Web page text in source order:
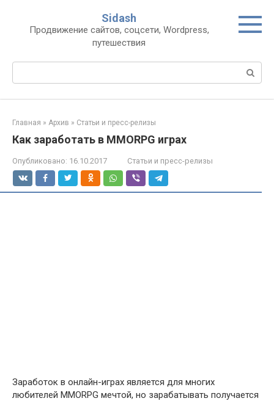
контенту
Sidash
Продвижение сайтов, соцсети, Wordpress,
путешествия
Главная » Архив » Статьи и пресс-релизы
Как заработать в MMORPG играх
Опубликовано: 16.10.2017 Статьи и пресс-релизы
Заработок в онлайн-играх является для многих
любителей MMORPG мечтой, но зарабатывать получается